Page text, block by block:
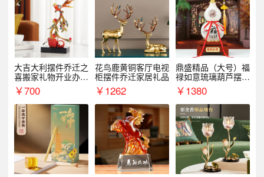
大吉大利摆件乔迁之
喜搬家礼物开业办公
室家居客厅玄关酒柜
装饰品
￥700
花鸟鹿黄铜客厅电视
柜摆件乔迁家居礼品
￥1262
鼎盛精品（大号）福
禄如意琉璃葫芦摆件
招财家居客厅乔迁新
居礼品
￥1380